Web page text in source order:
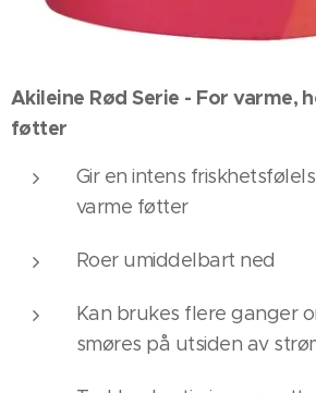
Akileine Rød Serie - For varme,
føtter
Gir en intens
varme føtter​
Roer umiddelbart ned​
Kan brukes flere ganger
smøres på utsiden av